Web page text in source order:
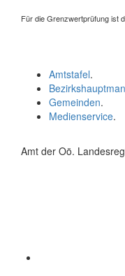
Für die Grenzwertprüfung ist
Amtstafel.
Gemeinden.
Medienservice.
Amt der Oö.